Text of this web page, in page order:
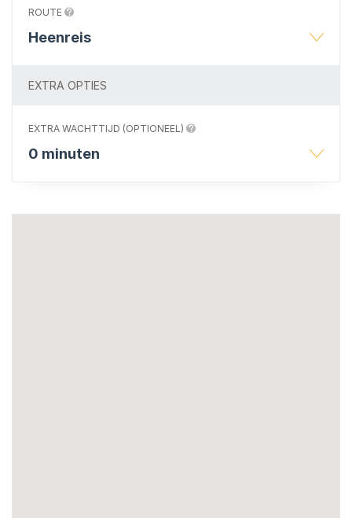
ROUTE
Heenreis
EXTRA OPTIES
EXTRA WACHTTIJD (OPTIONEEL)
0 minuten